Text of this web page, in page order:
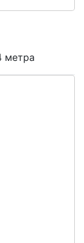
метра